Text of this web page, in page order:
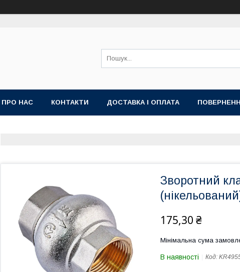
ПРО НАС КОНТАКТИ ДОСТАВКА І ОПЛАТА
Зворотний
175,30 ₴
Мінімальна сума
В наявності Код: